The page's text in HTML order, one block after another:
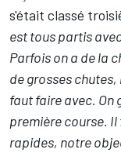
s'était classé
est tous partis
Parfois on a de la
de grosses
faut faire avec. On
première course.
rapides, notre